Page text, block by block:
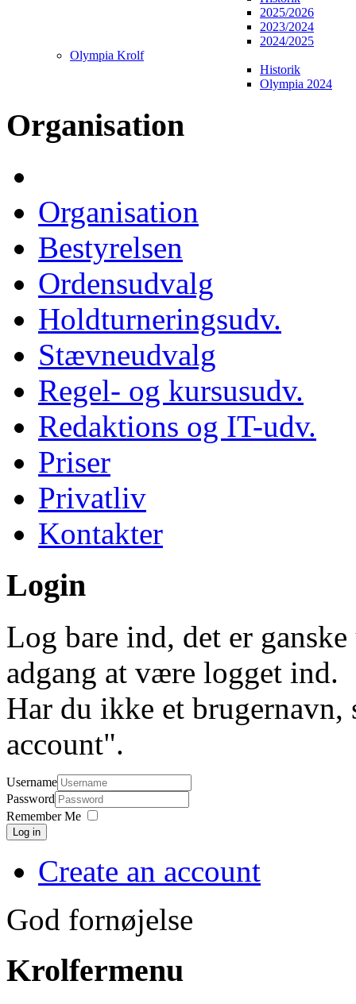
2025/2026
2023/2024
2024/2025
Olympia Krolf
Historik
Olympia 2024
Organisation
Organisation
Bestyrelsen
Ordensudvalg
Holdturneringsudv.
Stævneudvalg
Regel- og kursusudv.
Redaktions og IT-udv.
Priser
Privatliv
Kontakter
Login
Log bare ind, det er
adgang at være logget ind.
Har du ikke et brugernavn,
account".
Username
Password
Remember Me
Log in
Create an account
God fornøjelse
Krolfermenu